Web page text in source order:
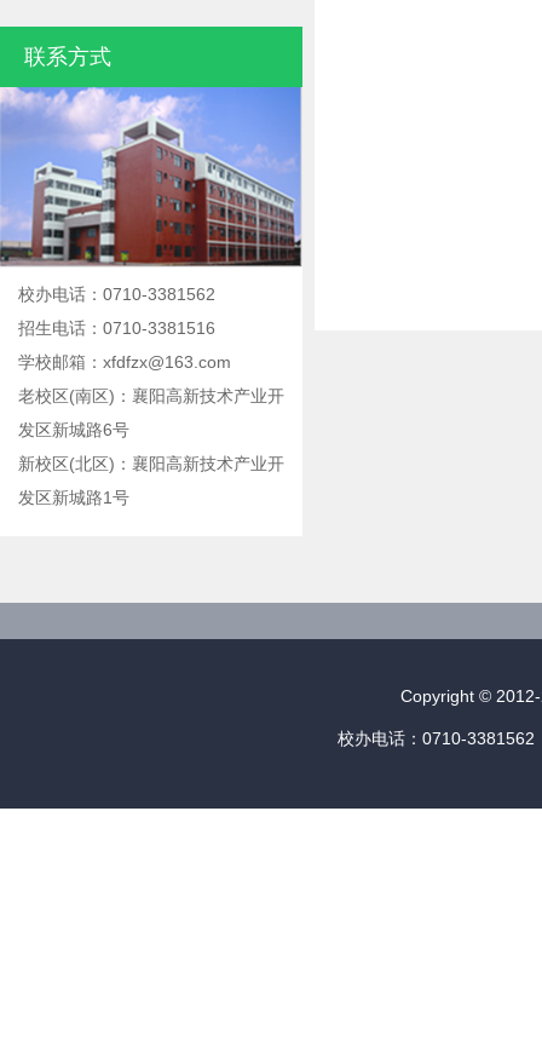
联系方式
校办电话：0710-3381562
招生电话：0710-3381516
学校邮箱：xfdfzx@163.com
老校区(南区)：襄阳高新技术产业开
发区新城路6号
新校区(北区)：襄阳高新技术产业开
发区新城路1号
Copyright ©
校办电话：0710-